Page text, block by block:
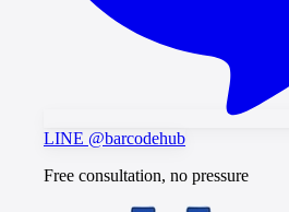
LINE @barcodehub
Free consultation, no pressure